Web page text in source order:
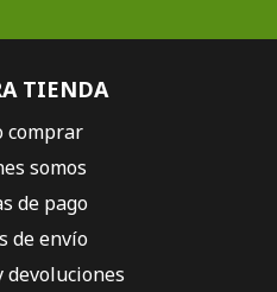
TIENDA
comprar
somos
de pago
de envío
devoluciones